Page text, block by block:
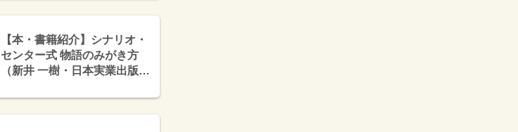
【本・書籍紹介】シナリオ・
センター式 物語のみがき方
（新井 一樹・日本実業出版